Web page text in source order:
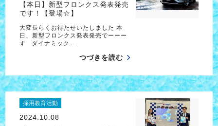
【本日】新型フロンクス発表発売
です！【登場☆】
大変長らくお待たせいたしました 本
日、新型フロンクス発表発売でーーー
す ダイナミック…
つづきを読む
採用教育活動
2024.10.08